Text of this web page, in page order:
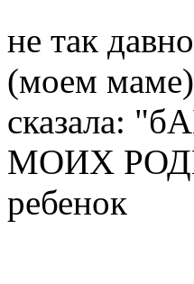
не так
(моем
сказала:
МОИХ
ребенок